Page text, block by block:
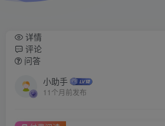
详情
评论
问答
小助手
11个月前发布